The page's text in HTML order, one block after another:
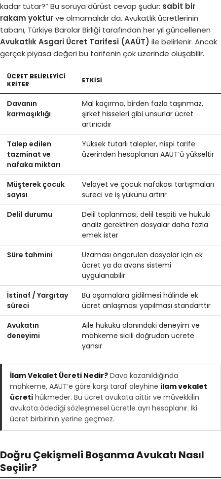
kadar tutar?” Bu soruya dürüst cevap şudur: sabit bir
rakam yokturve olmamalıdır da. Avukatlık ücretlerinin
tabanı, Türkiye Barolar Birliği tarafından her yıl güncellenen
Avukatlık Asgari Ücret Tarifesi (AAÜT) ile belirlenir. Ancak
gerçek piyasa değeri bu tarifenin çok üzerinde oluşabilir.
ÜCRET BELIRLEYICI
KRITER
ETKISI
Davanın
karmaşıklığı
Mal kaçırma, birden fazla taşınmaz,
şirket hisseleri gibi unsurlar ücret
artırıcıdır
Talep edilen
tazminat ve
nafaka miktarı
Yüksek tutarlı talepler, nispi tarife
üzerinden hesaplanan AAÜT’ü yükseltir
Müşterek çocuk
sayısı
Velayet ve çocuk nafakası tartışmaları
süreci ve iş yükünü artırır
Delil durumu
Delil toplanması, delil tespiti ve hukuki
analiz gerektiren dosyalar daha fazla
emek ister
Süre tahmini
Uzaması öngörülen dosyalar için ek
ücret ya da avans sistemi
uygulanabilir
İstinaf / Yargıtay
süreci
Bu aşamalara gidilmesi hâlinde ek
ücret anlaşması yapılması standarttır
Avukatın
deneyimi
Aile hukuku alanındaki deneyim ve
mahkeme sicili doğrudan ücrete
yansır
İlam Vekalet Ücreti Nedir? Dava kazanıldığında
mahkeme, AAÜT’e göre karşı taraf aleyhine ilam vekalet
ücreti hükmeder. Bu ücret avukata aittir ve müvekkilin
avukata ödediği sözleşmesel ücretle ayrı hesaplanır. İki
ücret birbirinin yerine geçmez.
Doğru Çekişmeli Boşanma Avukatı Nasıl
Seçilir?